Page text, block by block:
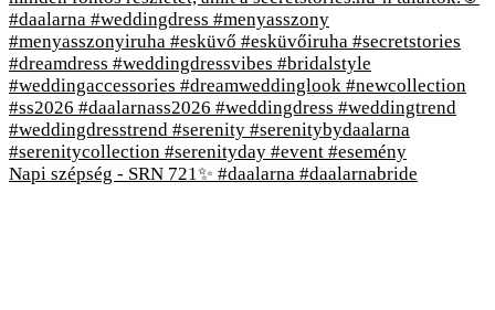
Napi szépség - SRN 721✨ #daalarna #daalarnabride